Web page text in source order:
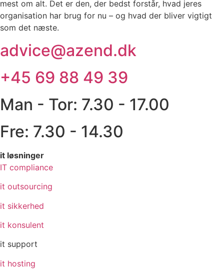
mest om alt. Det er den, der bedst forstår, hvad jeres
organisation har brug for nu – og hvad der bliver vigtigt
som det næste.
advice@azend.dk
+45 69 88 49 39
Man - Tor: 7.30 - 17.00
Fre: 7.30 - 14.30
it løsninger
IT compliance
it outsourcing
it sikkerhed
it konsulent
it support
it hosting